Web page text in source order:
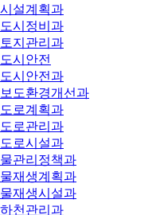
시설계획과
도시정비과
토지관리과
도시안전
도시안전과
보도환경개선과
도로계획과
도로관리과
도로시설과
물관리정책과
물재생계획과
물재생시설과
하천관리과